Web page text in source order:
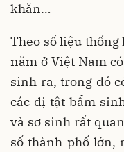
khăn…
Theo số liệu
năm ở Việt Nam
sinh ra, trong đó
các dị tật bẩm
và sơ sinh rất
số thành phố lớn,